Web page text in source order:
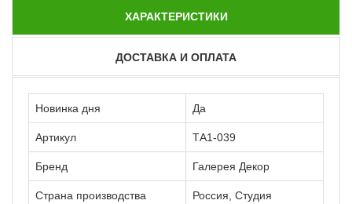
ХАРАКТЕРИСТИКИ
ДОСТАВКА И ОПЛАТА
Новинка дня Да
Артикул ТА1-039
Бренд Галерея Декор
Страна производства
Россия, Студия